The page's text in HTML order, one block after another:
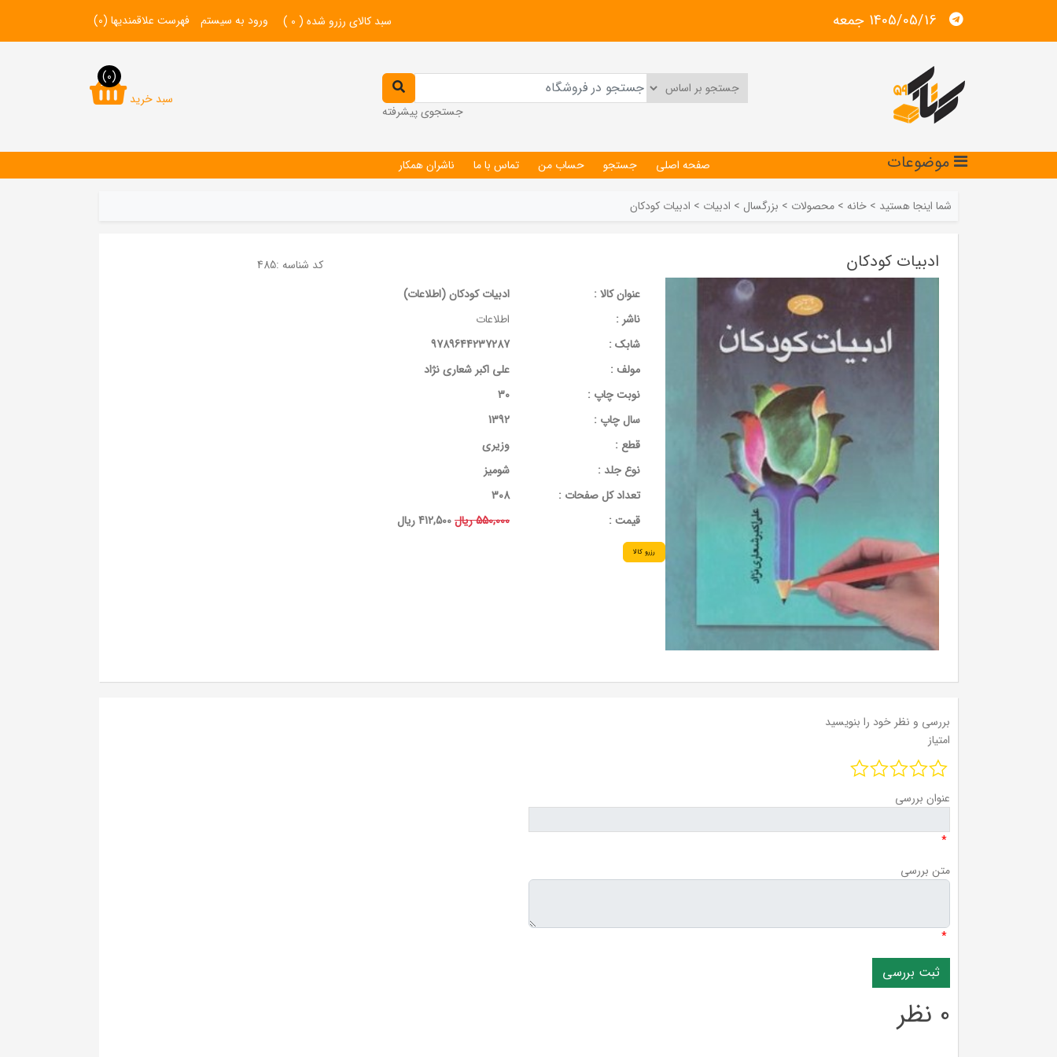
1405/05/16 جمعه سبد کالای رزرو شده ( 0
) ورود به سیستم فهرست علاقمندیها (0)
جستجوی پیشرفته
سبد خرید
(0)
موضوعات صفحه اصلی جستجو حساب من تماس با ما ناشران همکار
شما اینجا هستید > خانه > محصولات > بزرگسال > ادبیات > ادبیات کودکان
ادبیات کودکان کد شناسه :485
عنوان کالا :
ادبیات کودکان (اطلاعات)
ناشر :
اطلاعات
شابک :
9789644237287
مولف :
علی اکبر شعاری نژاد
نوبت چاپ :
30
سال چاپ :
1392
قطع :
وزیری
نوع جلد :
شومیز
تعداد کل صفحات :
308
قيمت :
550,000 ریال 412,500 ریال
رزرو کالا
بررسی و نظر خود را بنویسید
امتیاز
عنوان بررسی
*
متن بررسی
*
0 نظر